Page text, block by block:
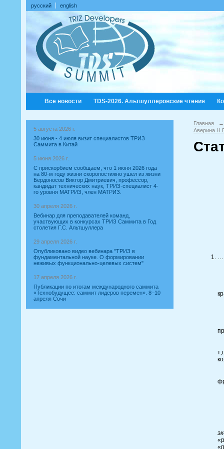
русский english
Все новости TDS-2026. Альтшуллеровские чтения
5 августа 2026 г.
30 июня - 4 июля визит специалистов ТРИЗ
Саммита в Китай
5 июня 2026 г.
С прискорбием сообщаем, что 1 июня 2026 года
на 80-м году жизни скоропостижно ушел из жизни
Бердоносов Виктор Дмитриевич, профессор,
кандидат технических наук, ТРИЗ-специалист 4-
го уровня МАТРИЗ, член МАТРИЗ.
30 апреля 2026 г.
Вебинар для преподавателей команд,
участвующих в конкурсах ТРИЗ Саммита в Год
столетия Г.С. Альтшуллера
29 апреля 2026 г.
Опубликовано видео вебинара "ТРИЗ в
фундаментальной науке. О формировании
неживых функционально-целевых систем"
17 апреля 2026 г.
Публикации по итогам международного саммита
«Технобудущее: саммит лидеров перемен». 8–10
апреля Сочи
Главная →
Аверина
…